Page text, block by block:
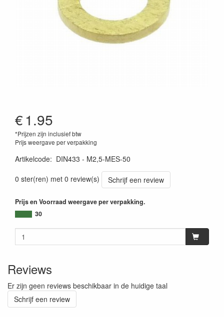
€1.95
*Prijzen zijn inclusief btw
Prijs weergave per verpakking
Artikelcode: DIN433 - M2,5-MES-50
0 ster(ren) met 0 review(s)
Schrijf een review
Prijs en Voorraad weergave per verpakking.
30
Reviews
Er zijn geen reviews beschikbaar in de huidige taal
Schrijf een review